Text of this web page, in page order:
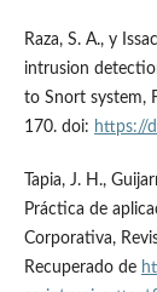
Raza, S. A., y
intrusion
to Snort system,
170. doi: https://
Tapia, J. H.,
Práctica de
Corporativa,
Recuperado de